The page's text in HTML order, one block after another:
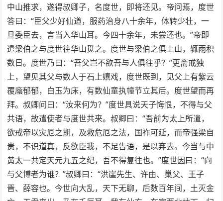
中山推求，遂得叔卿子，名度世，即将还见。帝问焉，度世
答曰：“臣父少好仙道，服药治身八十余年，体转少壮，一
旦委臣去，言当入华山耳。今四十余年，未尝还也。”帝即
遣梁伯之与度世往华山觅之。度世与梁伯之俱上山，辄雨积
数日。度世乃曰：“吾父岂不欲吾与人俱往乎？”更斋戒独
上，望见其父与数人于石上嬉戏，度世既到，见父上有紫云
覆廕郁郁，白玉为床，有数仙童执幢节立其后。度世望而再
拜。叔卿问曰：“汝来何为？”度世具说天子悔恨，不得与父
共语，故遣使者与度世共来。叔卿曰：“吾前为太上所遣，
欲戒帝以灾厄之期，及救危厄之法，国祚可延，而帝强梁自
贵，不识道真，反欲臣我，不足告语，是以弃去。今当与中
黄太一共定天元九五之纪，吾不得复往也。”度世因曰：“向
与父博者为谁？”叔卿曰：“洪崖先生、许由、巢父、王子
晋、薛容也。今世向大乱，天下无聊，后数百年间，土灭金